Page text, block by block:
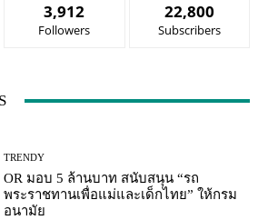
3,912
Followers
22,800
Subscribers
TRENDY
OR มอบ 5 ล้านบาท สนับสนุน “รถ
พระราชทานเพื่อแม่และเด็กไทย” ให้กรม
อนามัย